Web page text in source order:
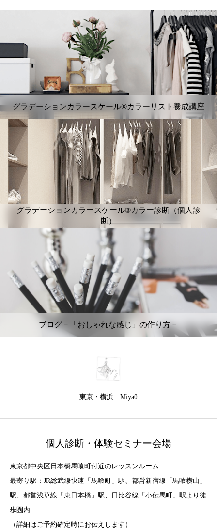
グラデーションカラースケール®カラーリスト養成講座
グラデーションカラースケール®カラー診断（個人診
断）
ブログ－「おしゃれな感じ」の作り方－
東京・横浜 Miyaθ
個人診断・体験セミナー会場
東京都中央区日本橋馬喰町付近のレッスンルーム
最寄り駅：JR総武線快速「馬喰町」駅、都営新宿線「馬喰横山」
駅、都営浅草線「東日本橋」駅、日比谷線「小伝馬町」駅より徒
歩圏内
（詳細はご予約確定時にお伝えします）